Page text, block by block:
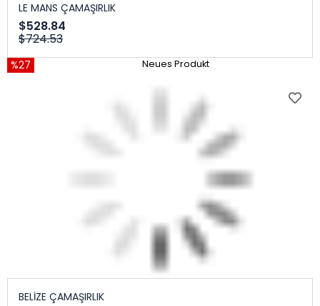
LE MANS ÇAMAŞIRLIK
$528.84
$724.53
%27 Neues Produkt
BELİZE ÇAMAŞIRLIK